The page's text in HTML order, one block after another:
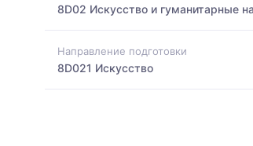
8D02 Искусство и гуманитарные
Направление подготовки
8D021 Искусство